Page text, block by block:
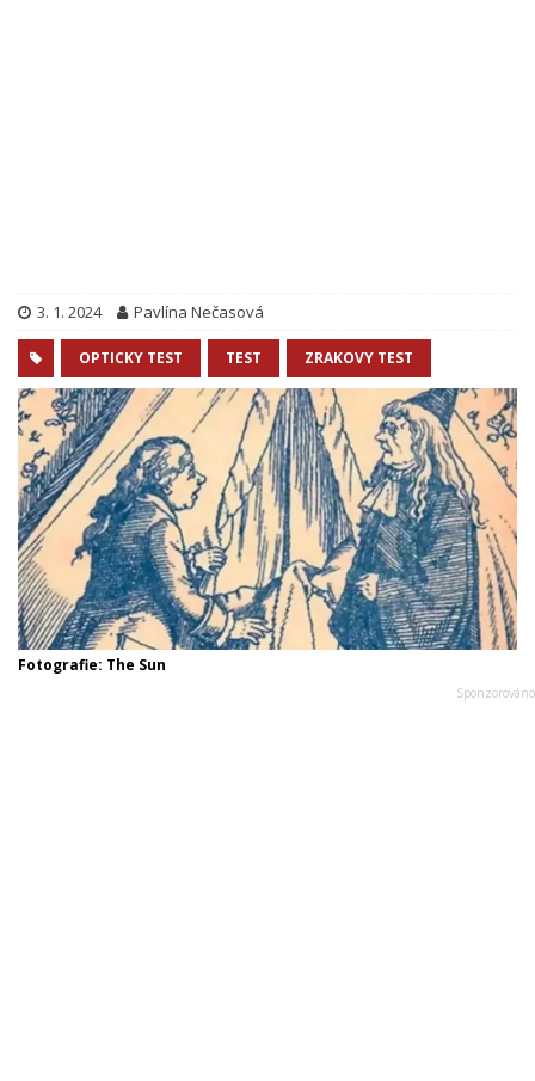
3. 1. 2024 Pavlína Nečasová
OPTICKY TEST TEST ZRAKOVY TEST
Fotografie: The Sun